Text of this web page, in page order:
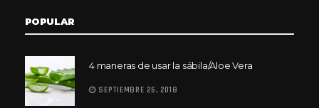
POPULAR
4 maneras de usar la sábila/Aloe Vera
SEPTIEMBRE 26, 2018